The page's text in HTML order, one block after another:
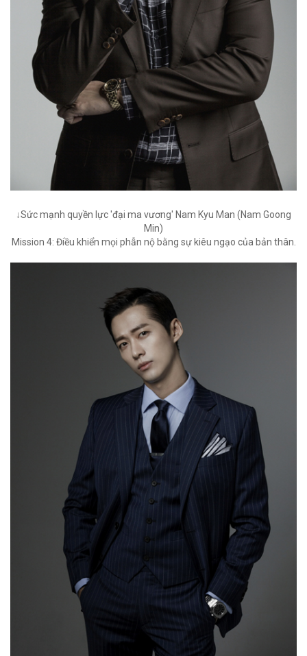
↓Sức mạnh quyền lực 'đại ma vương' Nam Kyu Man (Nam Goong
Min)
Mission 4: Điều khiển mọi phẫn nộ bằng sự kiêu ngạo của bản thân.